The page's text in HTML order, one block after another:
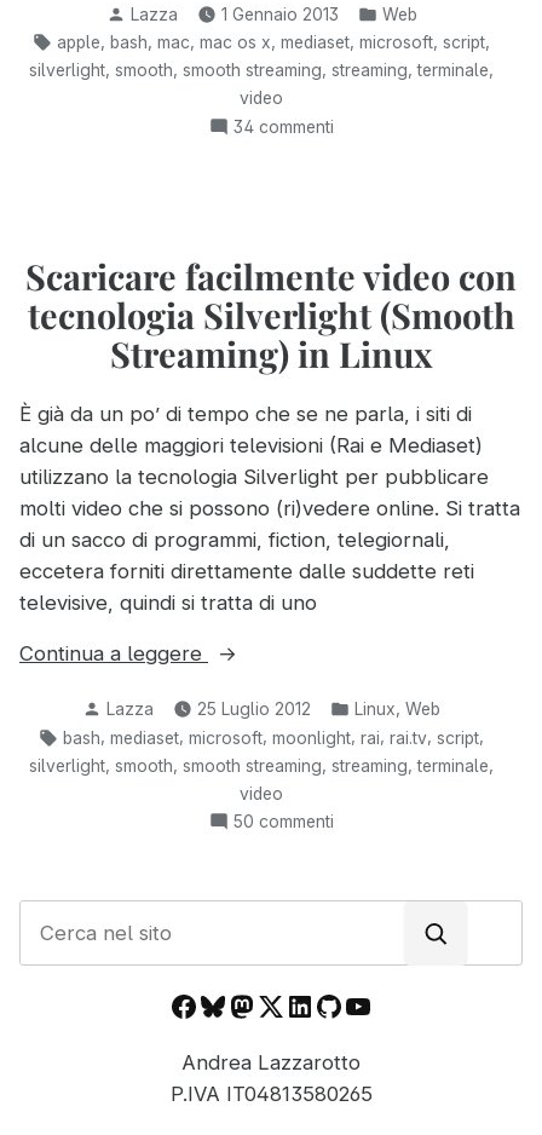
in
formato
Silverlight
(Smooth
X”
Pubblicato
da
Lazza 1 Gennaio 2013
Pubblicato
in:
Web
Tag:
apple bash mac mac os x mediaset microsoft script
silverlight smooth smooth streaming streaming ,terminale
video
34 commentisu
Silverlight
(Smooth
Streaming)
con
Mac
X
Scaricare facilmente video con
tecnologia Silverlight (Smooth
Streaming) in Linux
È già da un po’ di tempo che se ne parla, i siti di
alcune delle maggiori televisioni (Rai e Mediaset)
utilizzano la tecnologia Silverlight per pubblicare
molti video che si possono (ri)vedere online. Si tratta
di un sacco di programmi, fiction, telegiornali,
eccetera forniti direttamente dalle suddette reti
televisive, quindi si tratta di uno
Continua a leggere
“Scaricare
video
con
tecnologia
Silverlight
in
Pubblicato
da
Lazza 25 Luglio 2012
Pubblicato
in:
Linux, Web
Tag:
bash, mediaset, microsoft, moonlight, rai, rai.tv, script,
silverlight smooth smooth streaming streaming ,terminale
video
50 commentisu
video
(Smooth
in
Linux
c
n
e
Facebook
Bluesky
Mastodon
X LinkedIn
GitHub
YouTube
Andrea Lazzarotto
P.IVA IT04813580265